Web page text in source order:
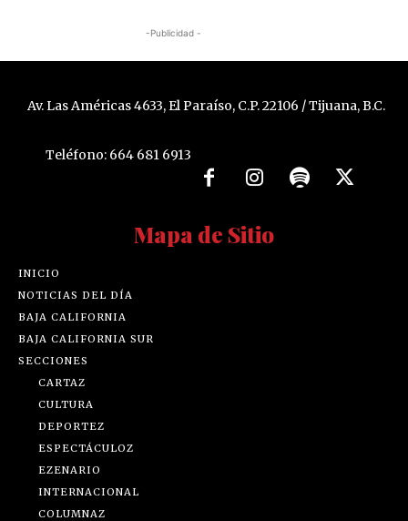
-Publicidad -
Av. Las Américas 4633, El Paraíso, C.P. 22106 / Tijuana, B.C.
Teléfono: 664 681 6913
Mapa de Sitio
INICIO
NOTICIAS DEL DÍA
BAJA CALIFORNIA
BAJA CALIFORNIA SUR
SECCIONES
CARTAZ
CULTURA
DEPORTEZ
ESPECTÁCULOZ
EZENARIO
INTERNACIONAL
COLUMNAZ